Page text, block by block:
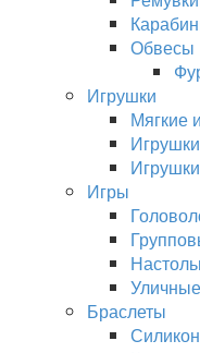
Обвесы
Игрушки
Мягкие
Игры
Браслеты